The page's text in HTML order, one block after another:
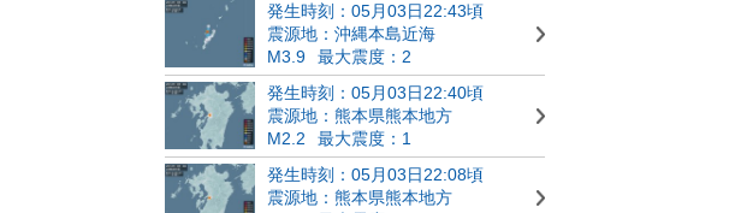
発生時刻：05月03日22:43頃
震源地：沖縄本島近海
M3.9
最大震度：2
発生時刻：05月03日22:40頃
震源地：熊本県熊本地方
M2.2
最大震度：1
発生時刻：05月03日22:08頃
震源地：熊本県熊本地方